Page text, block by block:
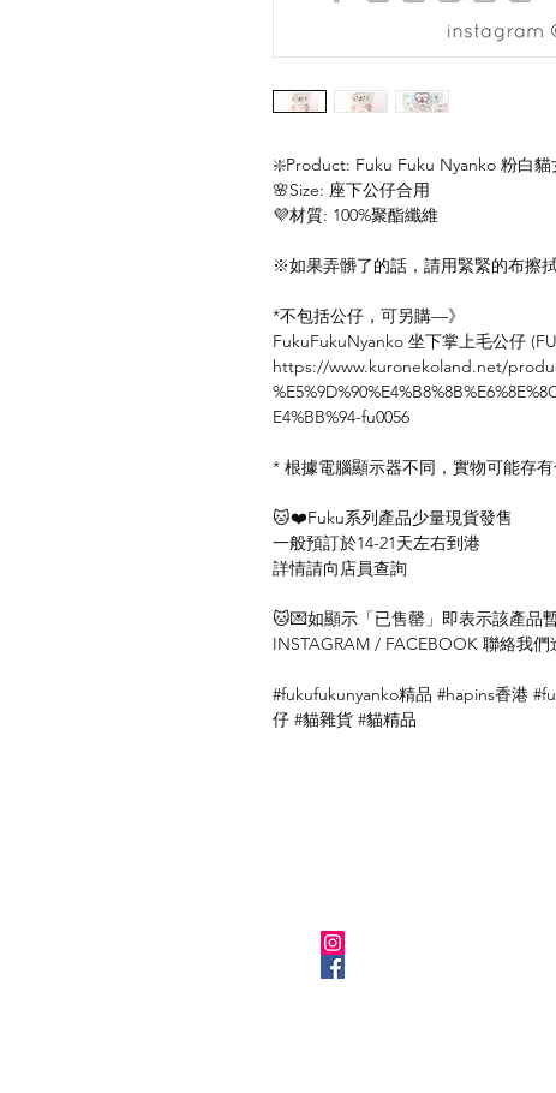
❇️Product: Fuku Fuku Nyanko 粉白貓
🌸Size: 座下公仔合用
💜材質: 100%聚酯纖維
※如果弄髒了的話，請用緊緊的布擦拭
*不包括公仔，可另購—》
FukuFukuNyanko 坐下掌上毛公仔
https://www.kuronekoland.net/
E4%BB%94-fu0056
* 根據電腦顯示器不同，實物可能存有
🐱❤️Fuku系列產品少量現貨發售
一般預訂於14-21天左右到港
詳情請向店員查詢
🐱💌如顯示「已售罄」即表示該產品
INSTAGRAM / FACEBOOK 聯絡我們
#fukufukunyanko精品 #hapins香港
仔 #貓雜貨 #貓精品